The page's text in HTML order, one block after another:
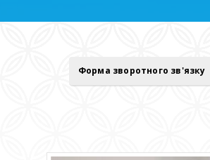
Форма зворотного зв'язку